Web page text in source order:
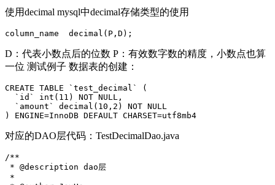
使用decimal mysql中decimal存储类型的使用
D：代表小数点后的位数 P：有效数字数的精度，小数点也算
一位 测试例子 数据表的创建：
CREATE TABLE `test_decimal`
(
`id`
int ( 11 ) NOT NULL ,
`amount`
decimal ( 10 , 2 ) NOT NULL
)
ENGINE=InnoDB DEFAULT CHARSET=utf8mb4
对应的DAO层代码：TestDecimalDao.java
/**
* @description dao层
*